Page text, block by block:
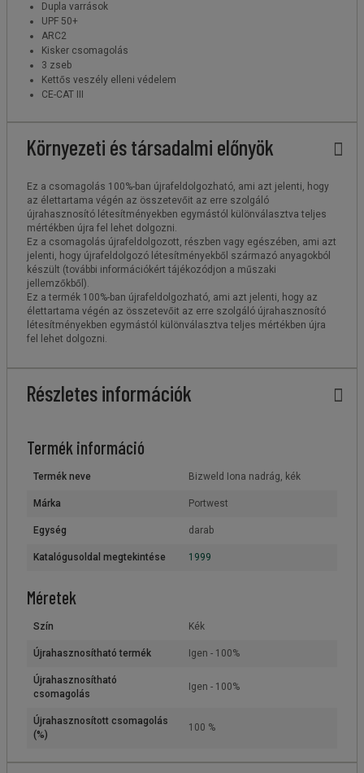
Dupla varrások
UPF 50+
ARC2
Kisker csomagolás
3 zseb
Kettős veszély elleni védelem
CE-CAT III
Környezeti és társadalmi előnyök
Ez a csomagolás 100%-ban újrafeldolgozható, ami azt jelenti, hogy
az élettartama végén az összetevőit az erre szolgáló
újrahasznosító létesítményekben egymástól különválasztva teljes
mértékben újra fel lehet dolgozni.
Ez a csomagolás újrafeldolgozott, részben vagy egészében, ami azt
jelenti, hogy újrafeldolgozó létesítményekből származó anyagokból
készült (további információkért tájékozódjon a műszaki
jellemzőkből).
Ez a termék 100%-ban újrafeldolgozható, ami azt jelenti, hogy az
élettartama végén az összetevőit az erre szolgáló újrahasznosító
létesítményekben egymástól különválasztva teljes mértékben újra
fel lehet dolgozni.
Részletes információk
Termék információ
Termék neve Bizweld Iona nadrág, kék
Márka Portwest
Egység darab
Katalógusoldal megtekintése 1999
Méretek
Szín Kék
Újrahasznosítható termék Igen - 100%
Újrahasznosítható
csomagolás
Igen - 100%
Újrahasznosított csomagolás
(%)
100 %